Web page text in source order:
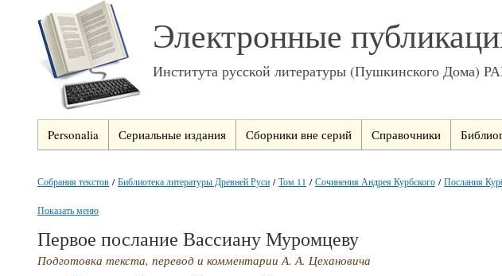
Электронные
Института русской литературы (Пушкинского Дома)
Personalia Сериальные издания Сборники вне серий Справочники
Собрания текстов /Библиотека литературы Древней Руси /Том 11 /Сочинения Андрея Курбского /Послания
Показать меню
Первое послание Вассиану Муромцеву
Подготовка текста, перевод и комментарии А. А. Цехановича